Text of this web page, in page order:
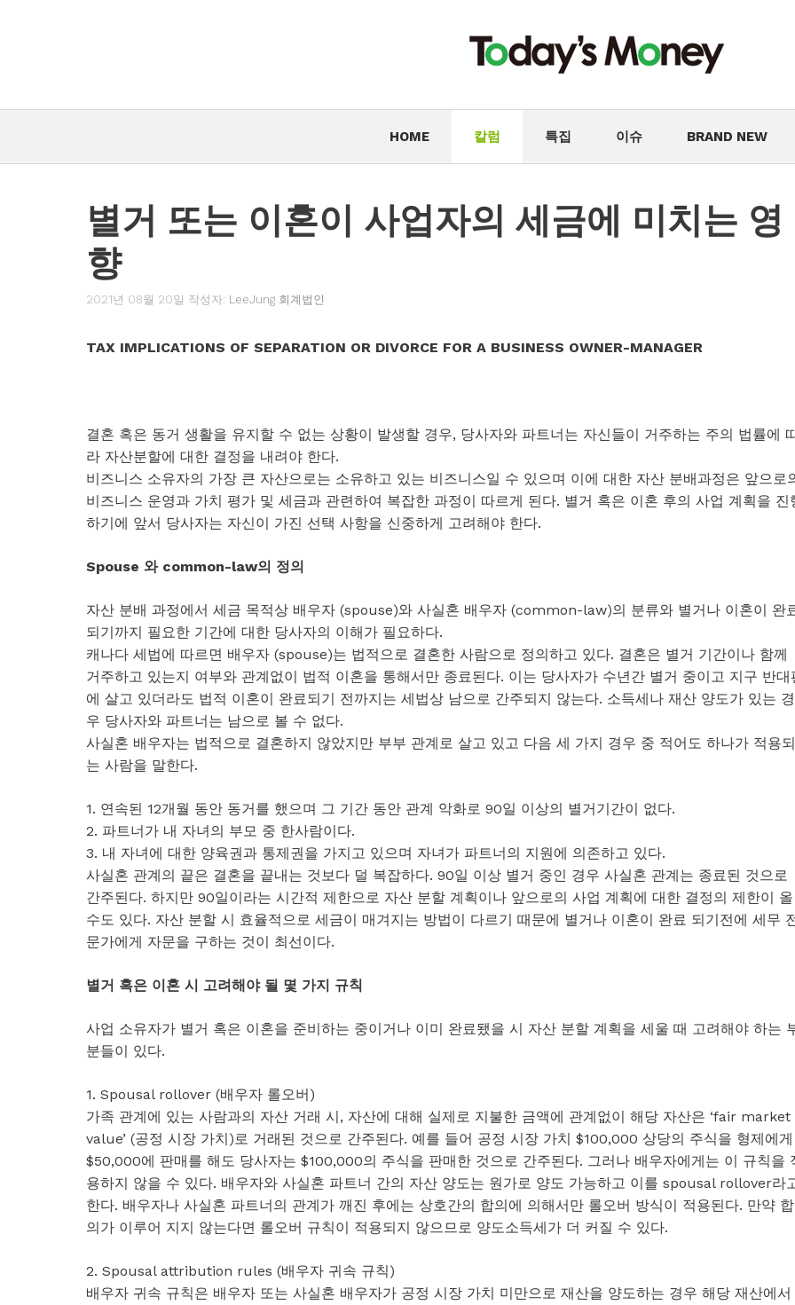
기
HOME 칼럼 특집 이슈 BRAND NEW
별거 또는 이혼이 사업자의 세금에 미치는 영
향
2021년 08월 20일 작성자: LeeJung 회계법인
TAX IMPLICATIONS OF SEPARATION OR DIVORCE FOR A BUSINESS OWNER-MANAGER
결혼 혹은 동거 생활을 유지할 수 없는 상황이 발생할 경우, 당사자와 파트너는 자신들이 거주하는 주의 법률에
라 자산분할에 대한 결정을 내려야 한다.
비즈니스 소유자의 가장 큰 자산으로는 소유하고 있는 비즈니스일 수 있으며 이에 대한 자산 분배과정은 앞으로
비즈니스 운영과 가치 평가 및 세금과 관련하여 복잡한 과정이 따르게 된다. 별거 혹은 이혼 후의 사업 계획을 진
하기에 앞서 당사자는 자신이 가진 선택 사항을 신중하게 고려해야 한다.
Spouse 와 common-law의 정의
자산 분배 과정에서 세금 목적상 배우자 (spouse)와 사실혼 배우자 (common-law)의 분류와 별거나 이혼이 완
되기까지 필요한 기간에 대한 당사자의 이해가 필요하다.
캐나다 세법에 따르면 배우자 (spouse)는 법적으로 결혼한 사람으로 정의하고 있다. 결혼은 별거 기간이나 함께
거주하고 있는지 여부와 관계없이 법적 이혼을 통해서만 종료된다. 이는 당사자가 수년간 별거 중이고 지구 반대
에 살고 있더라도 법적 이혼이 완료되기 전까지는 세법상 남으로 간주되지 않는다. 소득세나 재산 양도가 있는 경
우 당사자와 파트너는 남으로 볼 수 없다.
사실혼 배우자는 법적으로 결혼하지 않았지만 부부 관계로 살고 있고 다음 세 가지 경우 중 적어도 하나가 적용되
는 사람을 말한다.
1. 연속된 12개월 동안 동거를 했으며 그 기간 동안 관계 악화로 90일 이상의 별거기간이 없다.
2. 파트너가 내 자녀의 부모 중 한사람이다.
3. 내 자녀에 대한 양육권과 통제권을 가지고 있으며 자녀가 파트너의 지원에 의존하고 있다.
사실혼 관계의 끝은 결혼을 끝내는 것보다 덜 복잡하다. 90일 이상 별거 중인 경우 사실혼 관계는 종료된 것으로
간주된다. 하지만 90일이라는 시간적 제한으로 자산 분할 계획이나 앞으로의 사업 계획에 대한 결정의 제한이 올
수도 있다. 자산 분할 시 효율적으로 세금이 매겨지는 방법이 다르기 때문에 별거나 이혼이 완료 되기전에 세무
문가에게 자문을 구하는 것이 최선이다.
별거 혹은 이혼 시 고려해야 될 몇 가지 규칙
사업 소유자가 별거 혹은 이혼을 준비하는 중이거나 이미 완료됐을 시 자산 분할 계획을 세울 때 고려해야 하는
분들이 있다.
1. Spousal rollover (배우자 롤오버)
가족 관계에 있는 사람과의 자산 거래 시, 자산에 대해 실제로 지불한 금액에 관계없이 해당 자산은 ‘fair market
value’ (공정 시장 가치)로 거래된 것으로 간주된다. 예를 들어 공정 시장 가치 $100,000 상당의 주식을 형제에게
$50,000에 판매를 해도 당사자는 $100,000의 주식을 판매한 것으로 간주된다. 그러나 배우자에게는 이 규칙을
용하지 않을 수 있다. 배우자와 사실혼 파트너 간의 자산 양도는 원가로 양도 가능하고 이를 spousal rollover라
한다. 배우자나 사실혼 파트너의 관계가 깨진 후에는 상호간의 합의에 의해서만 롤오버 방식이 적용된다. 만약 합
의가 이루어 지지 않는다면 롤오버 규칙이 적용되지 않으므로 양도소득세가 더 커질 수 있다.
2. Spousal attribution rules (배우자 귀속 규칙)
배우자 귀속 규칙은 배우자 또는 사실혼 배우자가 공정 시장 가치 미만으로 재산을 양도하는 경우 해당 재산에서